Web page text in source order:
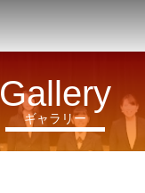
ギャラリー
Gallery